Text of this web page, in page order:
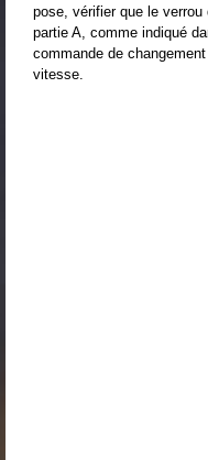
pose, vérifier que le
partie A, comme indiqué
commande de
vitesse.